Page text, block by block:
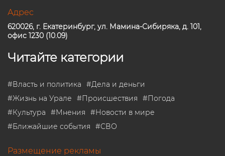
Адрес
620026, г. Екатеринбург, ул. Мамина-Сибиряка, д. 101,
офис 1230 (10.09)
Читайте категории
#Власть и политика #Дела и деньги
#Жизнь на Урале #Происшествия #Погода
#Культура #Мнения #Новости в мире
#Ближайшие события #СВО
Размещение рекламы